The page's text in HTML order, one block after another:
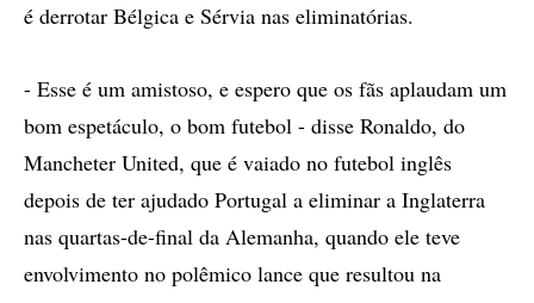
é derrotar Bélgica e Sérvia nas eliminatórias.
- Esse é um amistoso, e espero que os fãs aplaudam um
bom espetáculo, o bom futebol - disse Ronaldo, do
Mancheter United, que é vaiado no futebol inglês
depois de ter ajudado Portugal a eliminar a Inglaterra
nas quartas-de-final da Alemanha, quando ele teve
envolvimento no polêmico lance que resultou na